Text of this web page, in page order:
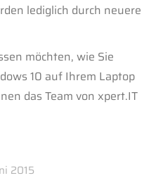
lediglich durch neuere
möchten, wie Sie
10 auf Ihrem Laptop
das Team von xpert.IT
2015